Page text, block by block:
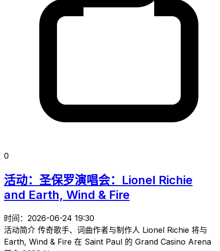
0
活动：圣保罗演唱会：Lionel Richie
and Earth, Wind & Fire
时间：2026-06-24 19:30
活动简介 传奇歌手、词曲作者与制作人 Lionel Richie 将与
Earth, Wind & Fire 在 Saint Paul 的 Grand Casino Arena